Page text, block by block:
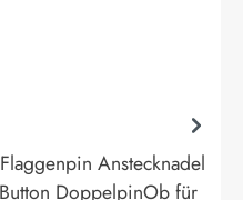
Anstecknadel
DoppelpinOb für